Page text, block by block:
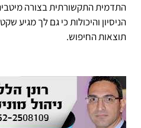
התדמית התקשורתית בצורה
הניסיון והיכולות כי גם לך מגיע
תוצאות החיפוש.